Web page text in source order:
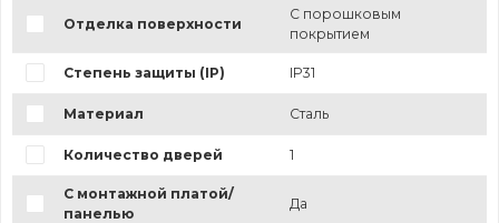
Отделка поверхности
С порошковым
покрытием
Степень защиты (IP) IP31
Материал Сталь
Количество дверей 1
С монтажной платой/
панелью
Да